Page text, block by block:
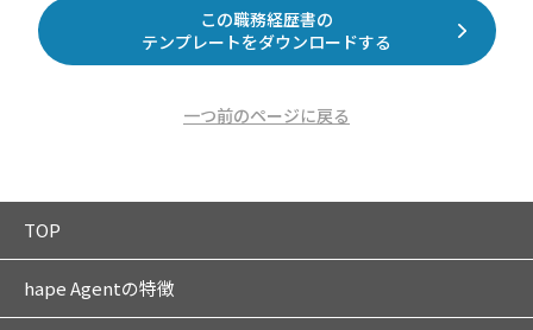
この職務経歴書の
テンプレートをダウンロードする
一つ前のページに戻る
TOP
hape Agentの特徴